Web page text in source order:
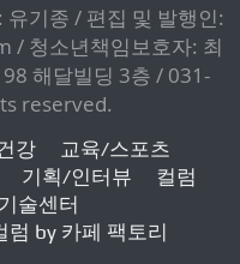
기종 / 편집 및 발행인:
/ 청소년책임보호자: 최
해달빌딩 3층 / 031-
reserved.
강
교육/스포츠
기획/인터뷰
컬럼
술센터
럼 by 카페 팩토리